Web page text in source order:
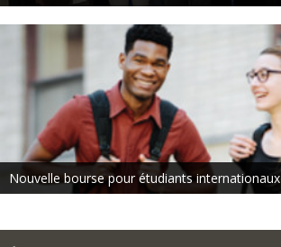
Nouvelle bourse pour étudiants internationaux